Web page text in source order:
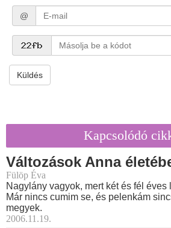
@
Küldés
Kapcsolódó
Változások Anna
Fülöp Éva
Nagylány vagyok, mert két és fél éves
Már nincs cumim se, és pelenkám
megyek.
2006.11.19.